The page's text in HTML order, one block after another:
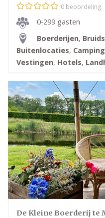
0 beoordeling
0-299 gasten
Boerderijen,
Buitenlocaties,
Vestingen, Hotels,
De Kleine Boerderij te